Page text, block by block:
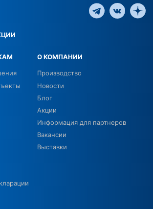
О КОМПАНИИ
Производство
Новости
Блог
Акции
Информация для партнеров
Вакансии
Выставки